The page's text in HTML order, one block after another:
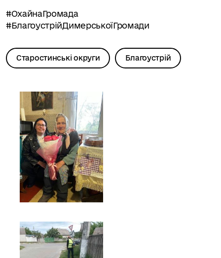
#ОхайнаГромада
#БлагоустрійДимерськоїГромади
Старостинські округи Благоустрій